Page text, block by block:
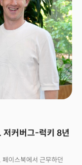
스의 희망이 될지도
년 이후 600억 달러(약
등으로는 이를 만회할
군사용 XR 기기는 상황이
방 수요는 장기적으로
다. 기술 혁신의 흐름이
본래 군사용 반도체 칩
, 인터넷, GPS 등 소비자
격한 발전과 전쟁 양상의
이게 된 것입니다. 대표적
저커버그-럭키 8년
이스북에서 근무하던